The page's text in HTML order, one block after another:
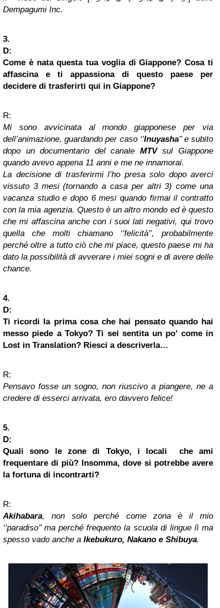
Dempagumi Inc.
3.
D:
Come è nata questa tua voglia di Giappone? Cosa ti
affascina e ti appassiona di questo paese per
decidere di trasferirti qui in Giappone?
R:
Mi sono avvicinata al mondo giapponese per via
dell’animazione, guardando per caso ‘’Inuyasha’’ e subito
dopo un documentario del canale MTVsul Giappone
quando avevo appena 11 anni e me ne innamorai.
La decisione di trasferirmi l’ho presa solo dopo averci
vissuto 3 mesi (tornando a casa per altri 3) come una
vacanza studio e dopo 6 mesi quando firmai il contratto
con la mia agenzia. Questo è un altro mondo ed è questo
che mi affascina anche con i suoi lati negativi, qui trovo
quella che molti chiamano ‘’felicità’’, probabilmente
perché oltre a tutto ciò che mi piace, questo paese mi ha
dato la possibilità di avverare i miei sogni e di avere delle
chance.
4.
D:
Ti ricordi la prima cosa che hai pensato quando hai
messo piede a Tokyo? Ti sei sentita un po’ come in
Lost in Translation? Riesci a descriverla…
R:
Pensavo fosse un sogno, non riuscivo a piangere, ne a
credere di esserci arrivata, ero davvero felice!
5.
D:
Quali sono le zone di Tokyo, i locali che ami
frequentare di più? Insomma, dove si potrebbe avere
la fortuna di incontrarti?
R:
Akihabara, non solo perché come zona è il mio
‘’paradiso’’ ma perché frequento la scuola di lingue lì ma
spesso vado anche a Ikebukuro, Nakano e Shibuya.